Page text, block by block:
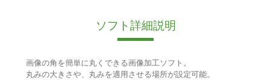
ソフト詳細説明
画像の角を簡単に丸くできる画像加工ソフト。
丸みの大きさや、丸みを適用させる場所が設定可能。